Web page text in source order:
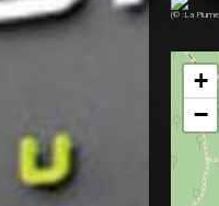
(© :La Plume
+
−